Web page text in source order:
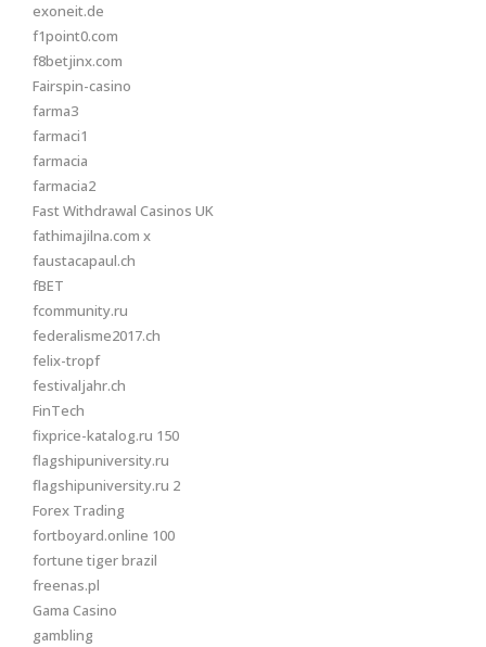
exoneit.de
f1point0.com
f8betjinx.com
Fairspin-casino
farma3
farmaci1
farmacia
farmacia2
Fast Withdrawal Casinos UK
fathimajilna.com x
faustacapaul.ch
fBET
fcommunity.ru
federalisme2017.ch
felix-tropf
festivaljahr.ch
FinTech
fixprice-katalog.ru 150
flagshipuniversity.ru
flagshipuniversity.ru 2
Forex Trading
fortboyard.online 100
fortune tiger brazil
freenas.pl
Gama Casino
gambling